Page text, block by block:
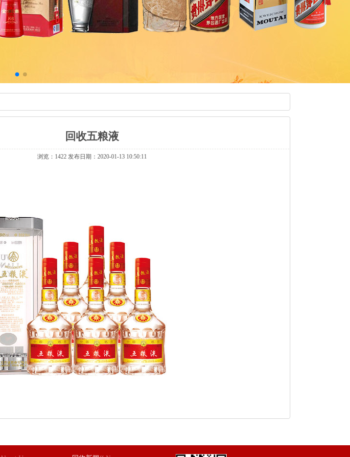
回收五粮液
浏览：1422 发布日期：2020-01-13 10:50:11